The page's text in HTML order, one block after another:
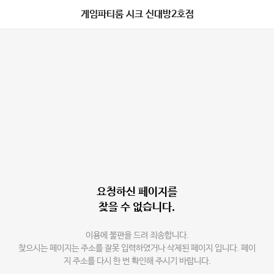
게임파티룸 시크 신대방2호점
요청하신 페이지를
찾을 수 없습니다.
이용에 불편을 드려 죄송합니다.
찾으시는 페이지는 주소를 잘못 입력하였거나 삭제된 페이지 입니다. 페이
지 주소를 다시 한 번 확인해 주시기 바랍니다.